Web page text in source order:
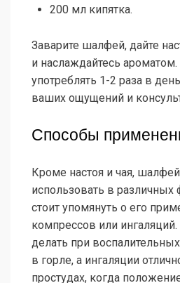
200 мл кипятка.
Заварите шалфей, дайте
и наслаждайтесь
употреблять 1-2 раза в
ваших ощущений и
Способы
Кроме настоя и чая,
использовать в
стоит упомянуть о его
компрессов или
делать при
в горле, а ингаляции
простудах, когда